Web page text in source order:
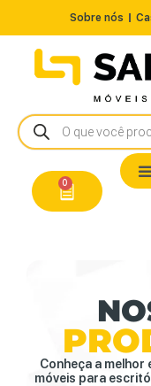
Sobre nós
0
Conheça a melhor
móveis para